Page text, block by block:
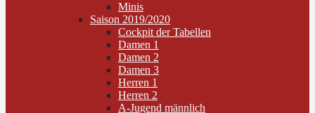
Minis
Saison 2019/2020
Cockpit der Tabellen
Damen 1
Damen 2
Damen 3
Herren 1
Herren 2
A-Jugend männlich